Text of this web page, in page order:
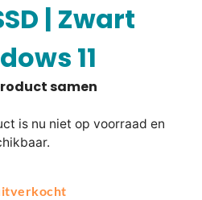
| Zwart
11
is nu niet op voorraad en